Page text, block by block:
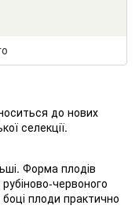
до нових
селекції.
Форма плодів
червоного
плоди практично